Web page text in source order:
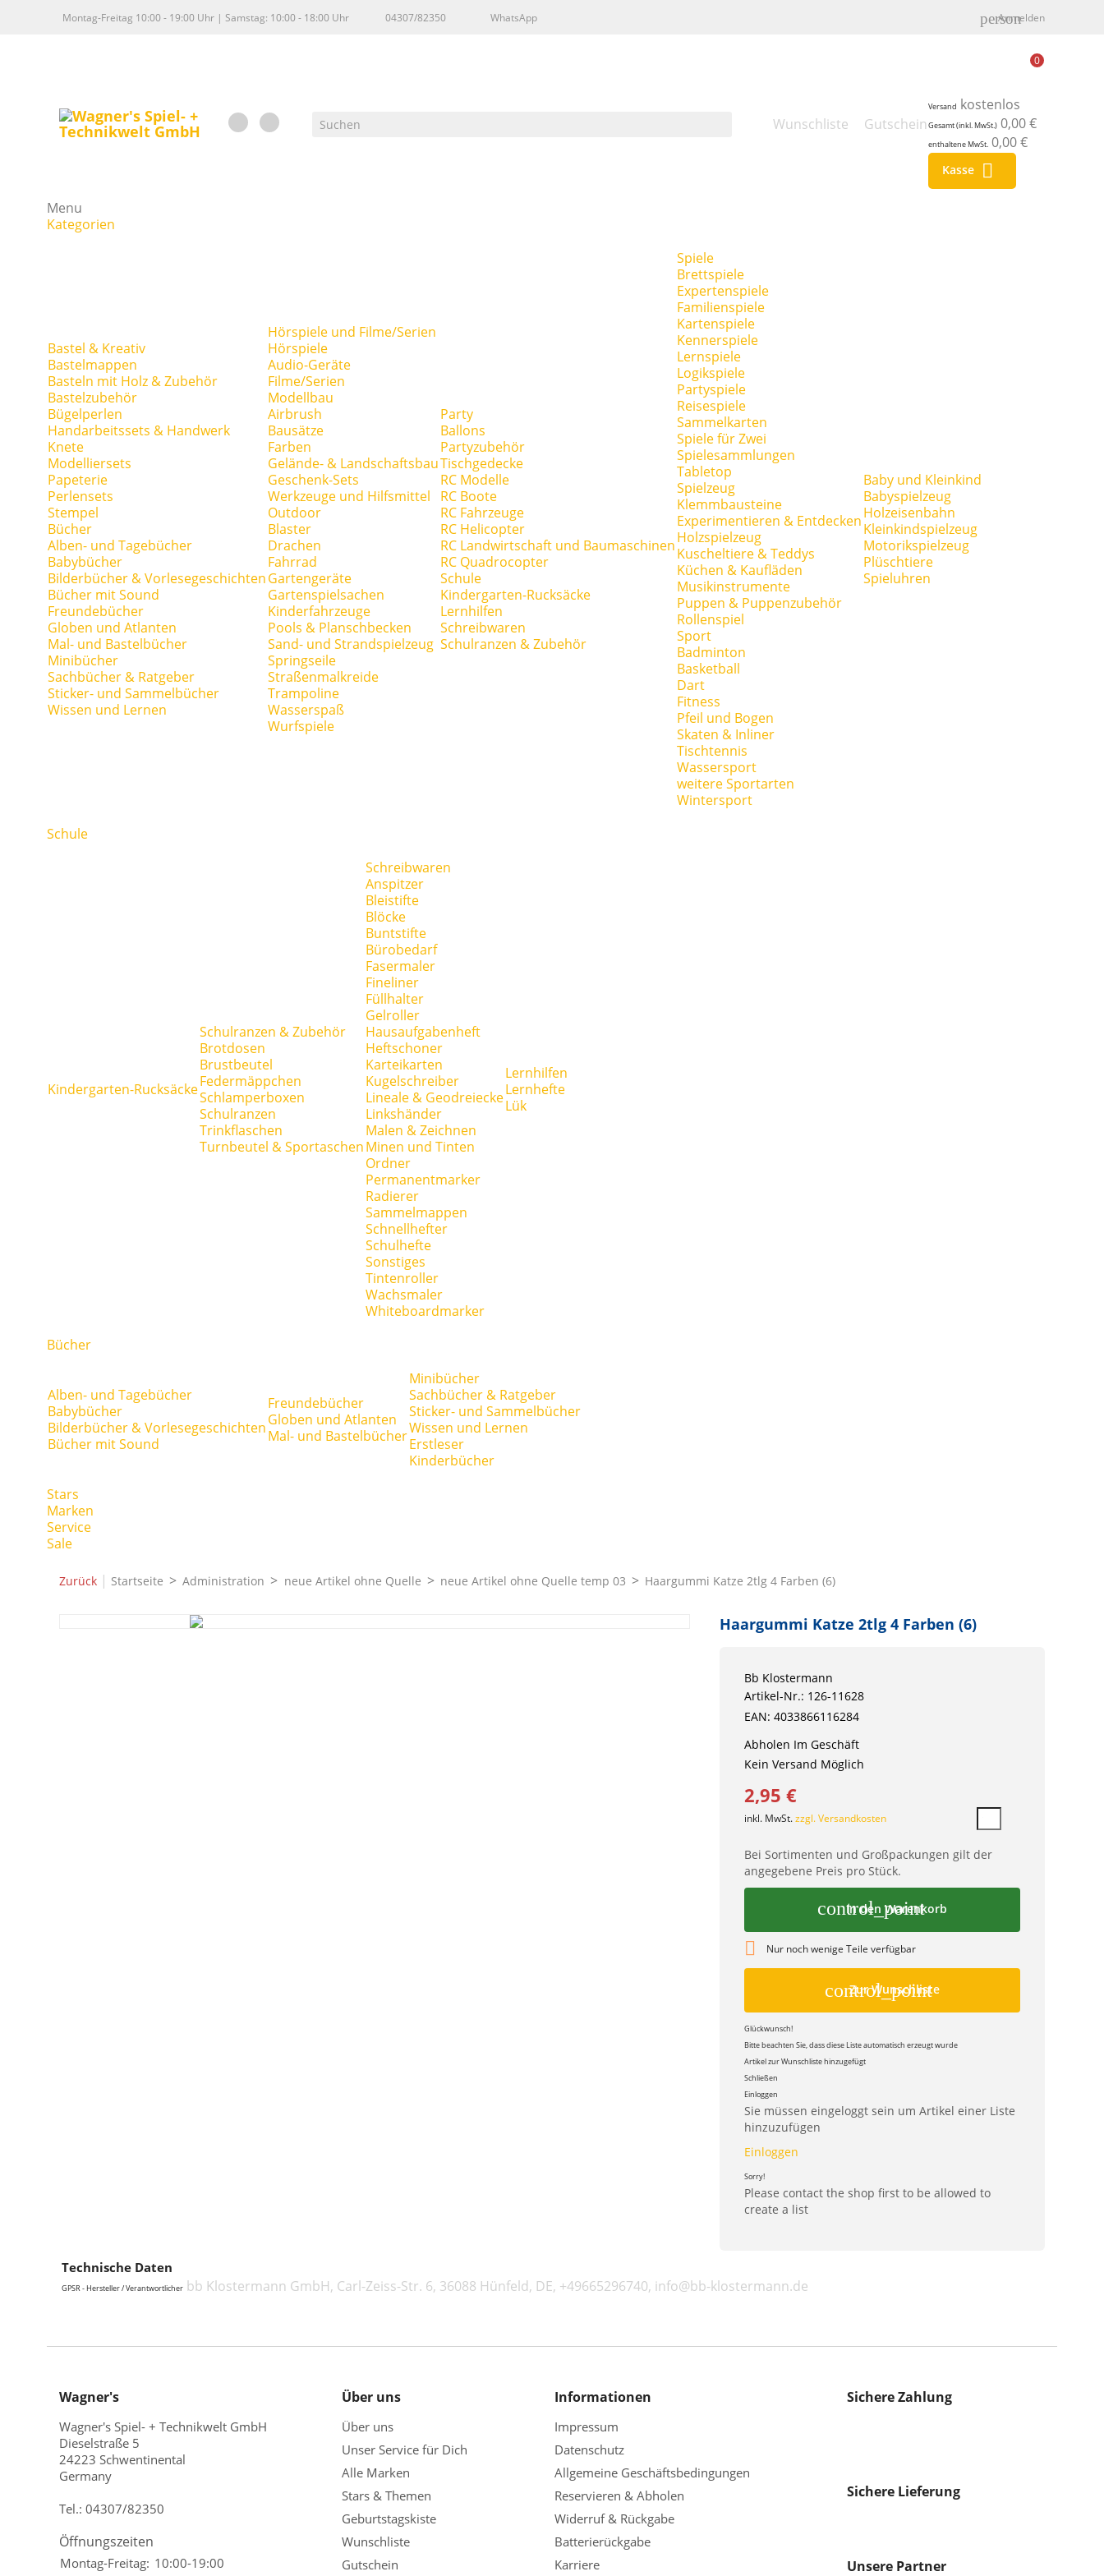
Montag-Freitag 10:00 - 19:00 Uhr | Samstag: 10:00 - 18:00 Uhr 04307/82350 WhatsApp person
Anmelden
Wunschliste Gutschein
0
Versand kostenlos
Gesamt (inkl. MwSt.) 0,00 €
enthaltene MwSt. 0,00 €
Kasse 
Menu
Kategorien
Bastel & Kreativ
Bastelmappen
Basteln mit Holz & Zubehör
Bastelzubehör
Bügelperlen
Handarbeitssets & Handwerk
Knete
Modelliersets
Papeterie
Perlensets
Stempel
Bücher
Alben- und Tagebücher
Babybücher
Bilderbücher & Vorlesegeschichten
Bücher mit Sound
Freundebücher
Globen und Atlanten
Mal- und Bastelbücher
Minibücher
Sachbücher & Ratgeber
Sticker- und Sammelbücher
Wissen und Lernen
Hörspiele und Filme/Serien
Hörspiele
Audio-Geräte
Filme/Serien
Modellbau
Airbrush
Bausätze
Farben
Gelände- & Landschaftsbau
Geschenk-Sets
Werkzeuge und Hilfsmittel
Outdoor
Blaster
Drachen
Fahrrad
Gartengeräte
Gartenspielsachen
Kinderfahrzeuge
Pools & Planschbecken
Sand- und Strandspielzeug
Springseile
Straßenmalkreide
Trampoline
Wasserspaß
Wurfspiele
Party
Ballons
Partyzubehör
Tischgedecke
RC Modelle
RC Boote
RC Fahrzeuge
RC Helicopter
RC Landwirtschaft und Baumaschinen
RC Quadrocopter
Schule
Kindergarten-Rucksäcke
Lernhilfen
Schreibwaren
Schulranzen & Zubehör
Spiele
Brettspiele
Expertenspiele
Familienspiele
Kartenspiele
Kennerspiele
Lernspiele
Logikspiele
Partyspiele
Reisespiele
Sammelkarten
Spiele für Zwei
Spielesammlungen
Tabletop
Spielzeug
Klemmbausteine
Experimentieren & Entdecken
Holzspielzeug
Kuscheltiere & Teddys
Küchen & Kaufläden
Musikinstrumente
Puppen & Puppenzubehör
Rollenspiel
Sport
Badminton
Basketball
Dart
Fitness
Pfeil und Bogen
Skaten & Inliner
Tischtennis
Wassersport
weitere Sportarten
Wintersport
Baby und Kleinkind
Babyspielzeug
Holzeisenbahn
Kleinkindspielzeug
Motorikspielzeug
Plüschtiere
Spieluhren
Schule
Kindergarten-Rucksäcke
Schulranzen & Zubehör
Brotdosen
Brustbeutel
Federmäppchen
Schlamperboxen
Schulranzen
Trinkflaschen
Turnbeutel & Sportaschen
Schreibwaren
Anspitzer
Bleistifte
Blöcke
Buntstifte
Bürobedarf
Fasermaler
Fineliner
Füllhalter
Gelroller
Hausaufgabenheft
Heftschoner
Karteikarten
Kugelschreiber
Lineale & Geodreiecke
Linkshänder
Malen & Zeichnen
Minen und Tinten
Ordner
Permanentmarker
Radierer
Sammelmappen
Schnellhefter
Schulhefte
Sonstiges
Tintenroller
Wachsmaler
Whiteboardmarker
Lernhilfen
Lernhefte
Lük
Bücher
Alben- und Tagebücher
Babybücher
Bilderbücher & Vorlesegeschichten
Bücher mit Sound
Freundebücher
Globen und Atlanten
Mal- und Bastelbücher
Minibücher
Sachbücher & Ratgeber
Sticker- und Sammelbücher
Wissen und Lernen
Erstleser
Kinderbücher
Stars
Marken
Service
Sale
Zurück | Startseite Administration neue Artikel ohne Quelle neue Artikel ohne Quelle temp 03 Haargummi Katze 2tlg 4 Farben (6)
Haargummi Katze 2tlg 4 Farben (6)
Bb Klostermann
Artikel-Nr.: 126-11628
EAN: 4033866116284
Abholen Im Geschäft
Kein Versand Möglich
2,95 €
inkl. MwSt.zzgl. Versandkosten
Bei Sortimenten und Großpackungen gilt der
angegebene Preis pro Stück.
control_point
In den Warenkorb
 Nur noch wenige Teile verfügbar
control_point
Zur Wunschliste
Glückwunsch!
Bitte beachten Sie, dass diese Liste automatisch erzeugt wurde
Artikel zur Wunschliste hinzugefügt
Schließen
Einloggen
Sie müssen eingeloggt sein um Artikel einer Liste
hinzuzufügen
Einloggen
Sorry!
Please contact the shop first to be allowed to
create a list
Technische Daten
GPSR - Hersteller / Verantwortlicher bb Klostermann GmbH, Carl-Zeiss-Str. 6, 36088 Hünfeld, DE, +49665296740, info@bb-klostermann.de
Wagner's
Wagner's Spiel- + Technikwelt GmbH
Dieselstraße 5
24223 Schwentinental
Germany
Tel.: 04307/82350
Öffnungszeiten
Montag-Freitag: 10:00-19:00
Über uns
Über uns
Unser Service für Dich
Alle Marken
Stars & Themen
Geburtstagskiste
Wunschliste
Gutschein
Informationen
Impressum
Datenschutz
Allgemeine Geschäftsbedingungen
Reservieren & Abholen
Widerruf & Rückgabe
Batterierückgabe
Karriere
Sichere Zahlung
Sichere Lieferung
Unsere Partner